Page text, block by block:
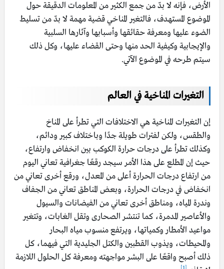
الأرض، فإنه لا بدّ من جمع الكثير من المعلومات الدقيقة حول
الموضوع المستهدف، فالتغير المناخي قضية مهمة لا بدّ من تسليط
الضوء عليها ومعرفة حقائقها وأسبابها وآثارها السلبية
والإيجابية وكيفية الحد منها وحتى القضاء عليها، وكل ذلك
سيتم طرحه في الموضوع الآتي.
التغيرات المناخية في العالم
إن التغيرات المناخية هي الاختلافات التي تطرأ على المناخ
والطقس، ولكن لفترات طويلة جدًا وباختلاف كبير ودائم،
وكذلك تطرأ على درجات حرارة الكوكب بين انخفاض وارتفاع،
حيث إن المطلع على هذا الأمر سيجد رقعًا جغرافية تعاني اليوم
من ارتفاع درجات الحرارة أعلى من المعدل، ورقع أخرى تعاني من
انخفاض في درجات الحرارة، وبعض المناطق تعاني من الجفاف
وندرة المياه، ومناطق أخرى تعاني من الفيضانات والسيول
والأعاصير المدمرة، كما تنتشر الصحارى وتقل الغابات، وتتغير
مواعيد الأمطار وكمياتها، ويرتفع منسوب مياه البحار
والمحيطات، ويذوب القطبين والكتل الجليدية التي فيهما، كل
ذلك أصبح واقعًا على البشر مواجهته ومعرفة كل الحلول اللازمة